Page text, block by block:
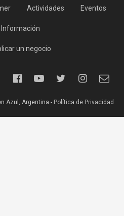
Actividades Eventos
Información
un negocio
Azul, Argentina - Política de Privacidad